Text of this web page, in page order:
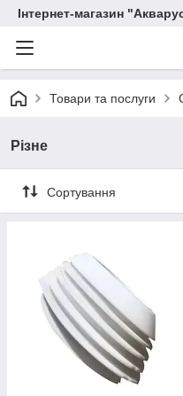
Інтернет-магазин
Товари та послуги
Різне
Сортування